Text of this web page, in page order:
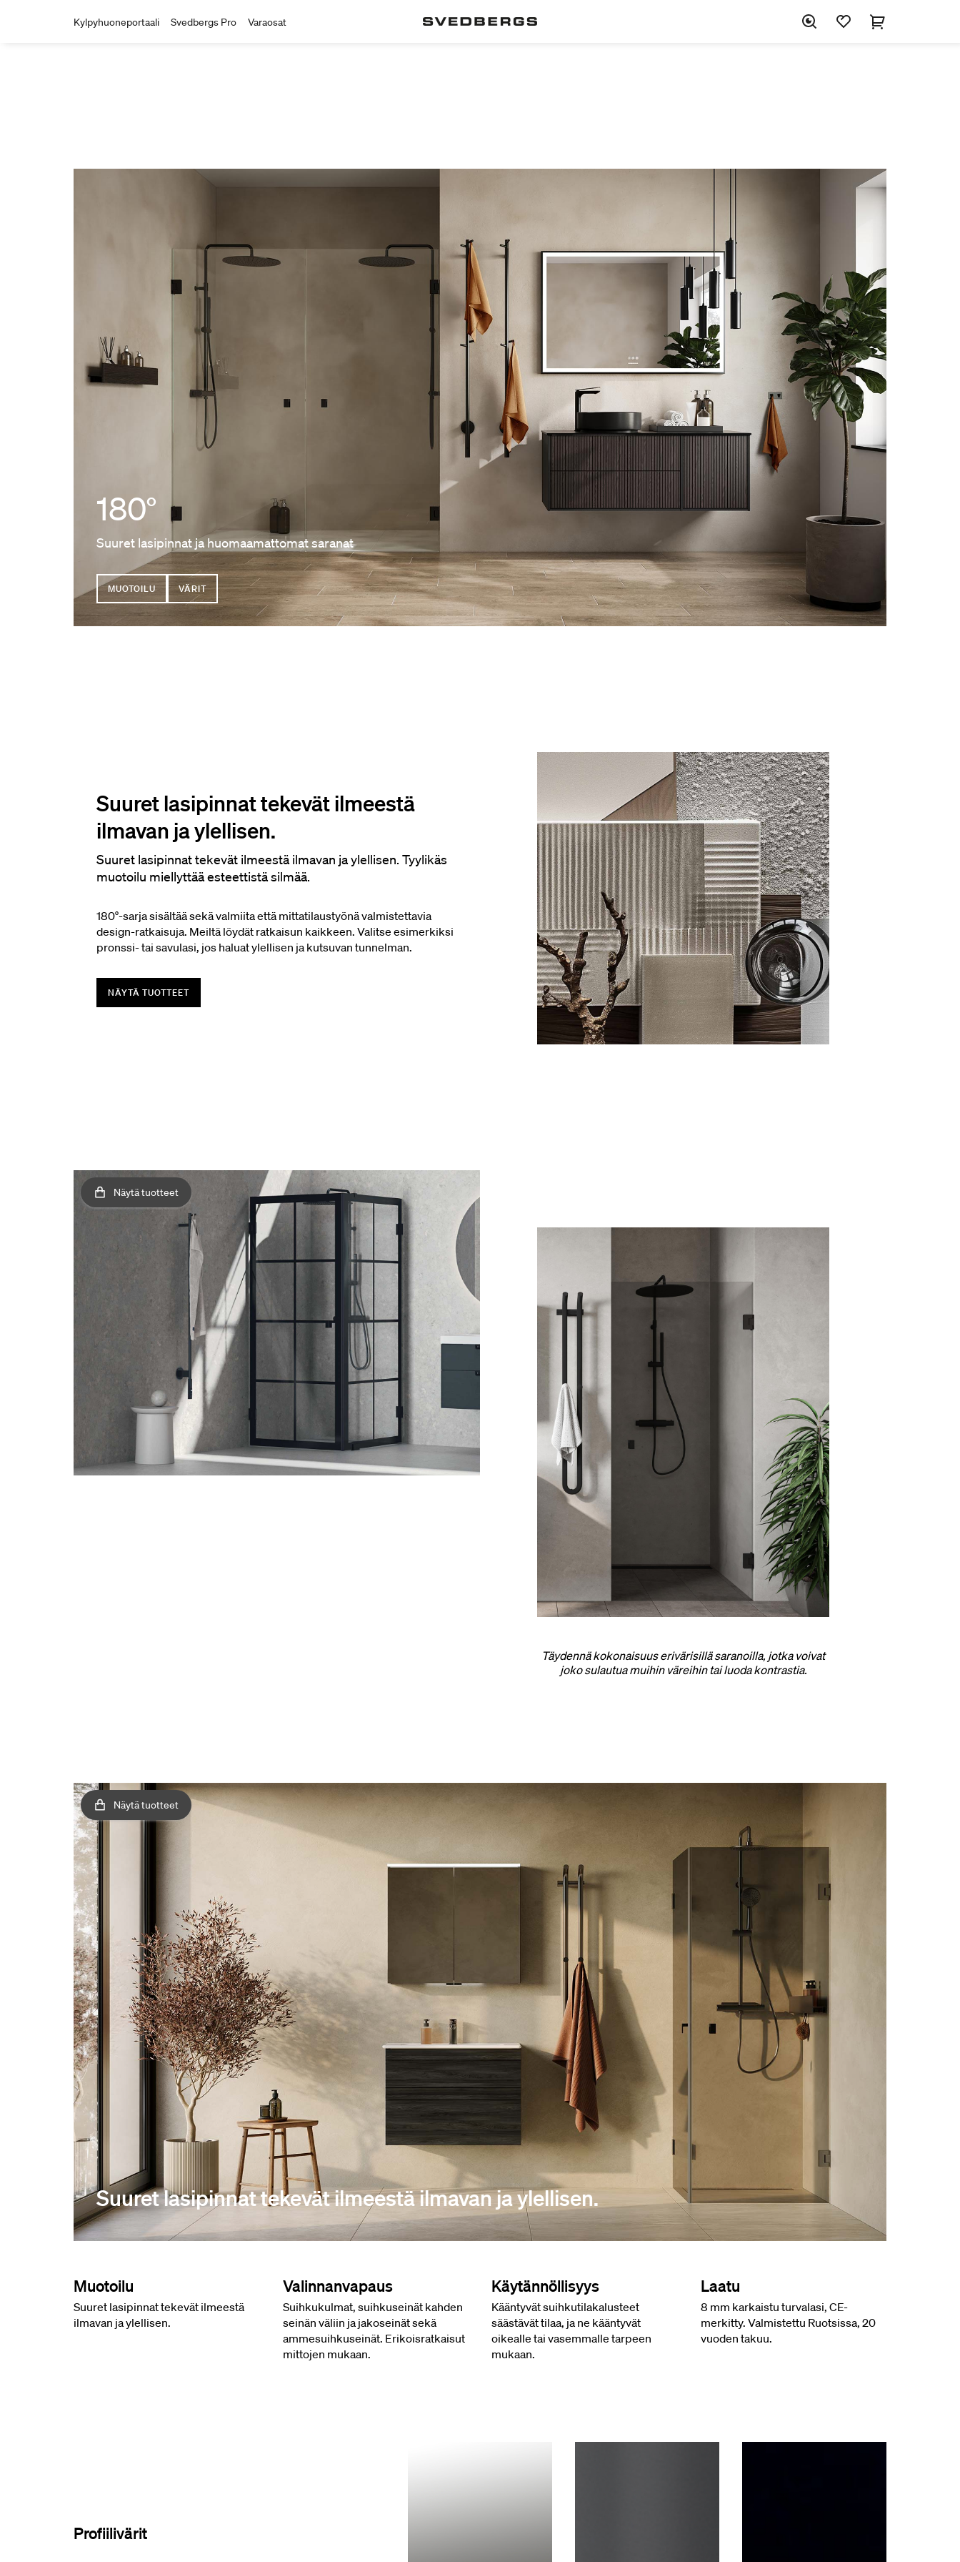
Kylpyhuoneportaali Svedbergs Pro Varaosat
180°
Suuret lasipinnat ja huomaamattomat saranat
MUOTOILU VÄRIT
Suuret lasipinnat tekevät ilmeestä
ilmavan ja ylellisen.
Suuret lasipinnat tekevät ilmeestä ilmavan ja ylellisen. Tyylikäs
muotoilu miellyttää esteettistä silmää.
180°-sarja sisältää sekä valmiita että mittatilaustyönä valmistettavia
design-ratkaisuja. Meiltä löydät ratkaisun kaikkeen. Valitse esimerkiksi
pronssi- tai savulasi, jos haluat ylellisen ja kutsuvan tunnelman.
NÄYTÄ TUOTTEET
Näytä tuotteet
Täydennä kokonaisuus erivärisillä saranoilla, jotka voivat
joko sulautua muihin väreihin tai luoda kontrastia.
Näytä tuotteet
Suuret lasipinnat tekevät ilmeestä ilmavan ja ylellisen.
Muotoilu
Suuret lasipinnat tekevät ilmeestä
ilmavan ja ylellisen.
Valinnanvapaus
Suihkukulmat, suihkuseinät kahden
seinän väliin ja jakoseinät sekä
ammesuihkuseinät. Erikoisratkaisut
mittojen mukaan.
Käytännöllisyys
Kääntyvät suihkutilakalusteet
säästävät tilaa, ja ne kääntyvät
oikealle tai vasemmalle tarpeen
mukaan.
Laatu
8 mm karkaistu turvalasi, CE-
merkitty. Valmistettu Ruotsissa, 20
vuoden takuu.
Profiilivärit